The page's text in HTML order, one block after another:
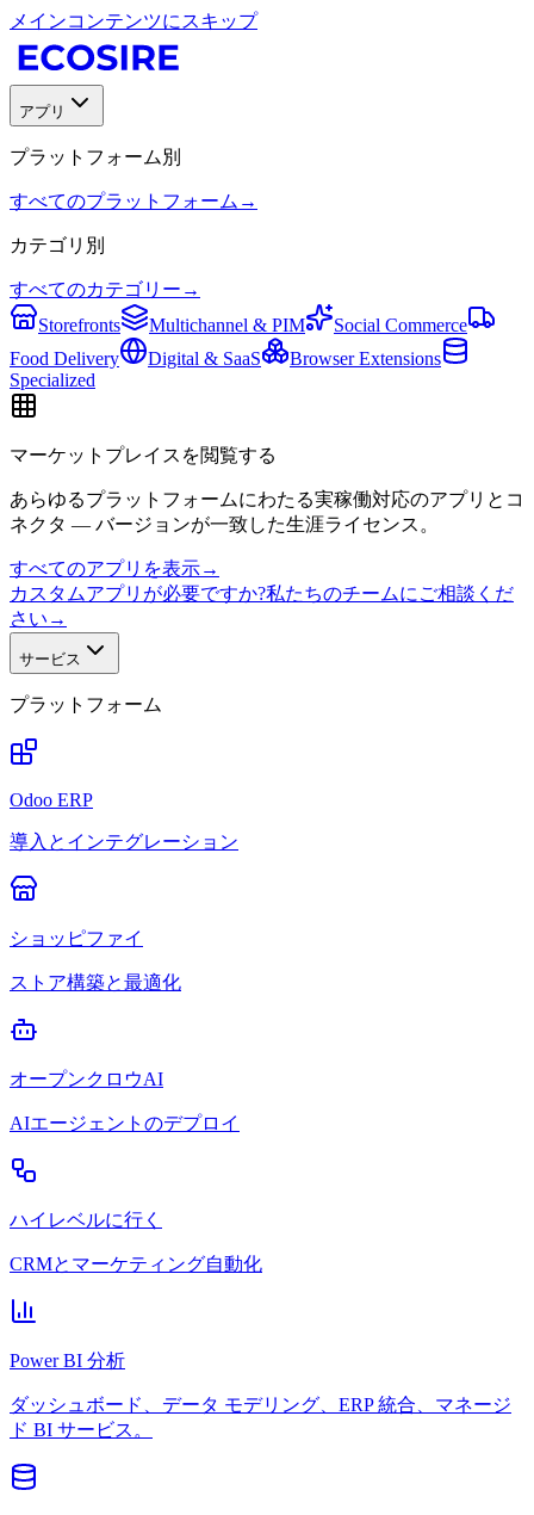
メインコンテンツにスキップ
アプリ
プラットフォーム別
すべてのプラットフォーム →
カテゴリ別
すべてのカテゴリー →
Storefronts
Multichannel & PIM
Social Commerce
Food Delivery
Digital & SaaS
Browser Extensions
Specialized
マーケットプレイスを閲覧する
あらゆるプラットフォームにわたる実稼働対応のアプリとコ
ネクタ — バージョンが一致した生涯ライセンス。
すべてのアプリを表示→
カスタムアプリが必要ですか?私たちのチームにご相談くだ
さい →
サービス
プラットフォーム
Odoo ERP
導入とインテグレーション
ショッピファイ
ストア構築と最適化
オープンクロウAI
AIエージェントのデプロイ
ハイレベルに行く
CRMとマーケティング自動化
Power BI 分析
ダッシュボード、データ モデリング、ERP 統合、マネージ
ド BI サービス。